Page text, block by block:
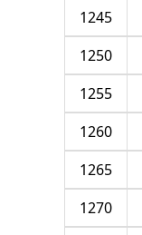
1245
1250
1255
1260
1265
1270